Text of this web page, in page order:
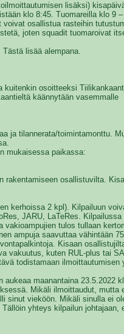
lisäksi)
klo 8:45. Tuomareilla klo 9
osallistua rasteihin
joten squadit tuomaroivat
lisää alempana.
kuitenkin osoitteeksi
käännytään vasemmalle
ja tilannerata/toimintamonttu.
mukaisessa paikassa:
rakentamiseen osallistuvilta.
kerhoissa 2 kpl). Kilpailuun
JARU, LaTeRes. Kilpailussa
tulos tullaan
ampuja saavuttaa vähintään
Kisaan
vakuutus, kuten RUL-plus tai
todistamaan ilmoittautumisen
aukeaa maanantaina 23.5.2022
Mikäli ilmoittaudut, mutta
sinut vieköön. Mikäli sinulla ei
yhteys kilpailun johtajaan,